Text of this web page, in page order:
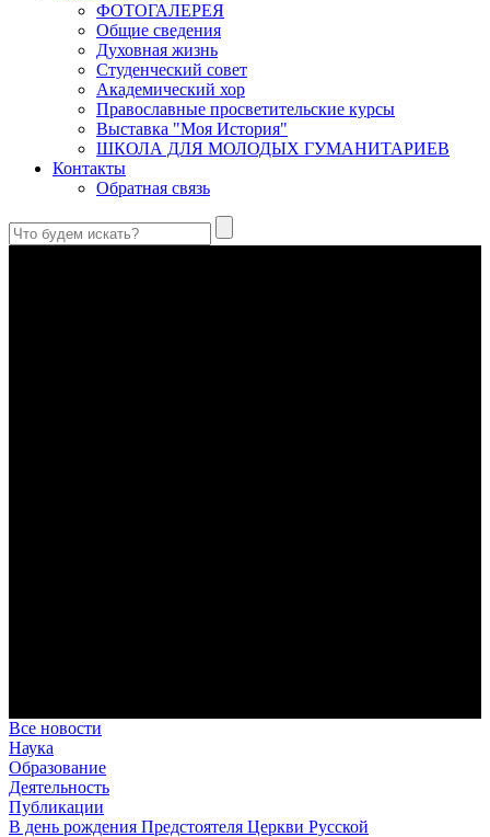
ФОТОГАЛЕРЕЯ
Общие сведения
Духовная жизнь
Студенческий совет
Академический хор
Православные просветительские курсы
Выставка "Моя История"
ШКОЛА ДЛЯ МОЛОДЫХ ГУМАНИТАРИЕВ
Контакты
Обратная связь
Все новости
Наука
Образование
Деятельность
Публикации
В день рождения Предстоятеля Церкви Русской